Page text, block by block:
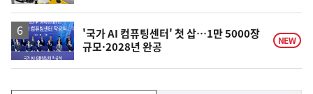
'국가 AI 컴퓨팅센터' 첫 삽…1만 5000장
규모·2028년 완공
NEW